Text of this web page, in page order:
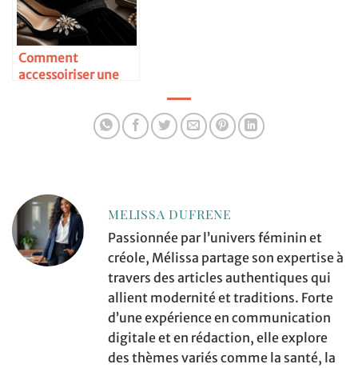
Comment
accessoiriser une
MELISSA DUFRENE
Passionnée par l’univers féminin et
créole, Mélissa partage son expertise à
travers des articles authentiques qui
allient modernité et traditions. Forte
d’une expérience en communication
digitale et en rédaction, elle explore
des thèmes variés comme la santé, la